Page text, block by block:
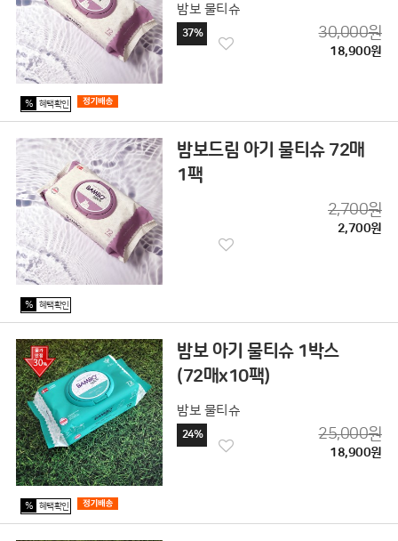
밤보 물티슈
37% 30,000원
18,900원
% 혜택확인
밤보드림 아기 물티슈 72매
1팩
2,700원
2,700원
% 혜택확인
밤보 아기 물티슈 1박스
(72매x10팩)
밤보 물티슈
24% 25,000원
18,900원
% 혜택확인